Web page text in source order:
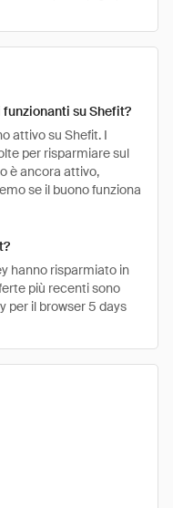
su Shefit?
attivo su Shefit. I
per risparmiare sul
è ancora attivo,
se il buono funziona
hanno risparmiato in
più recenti sono
per il browser 5 days